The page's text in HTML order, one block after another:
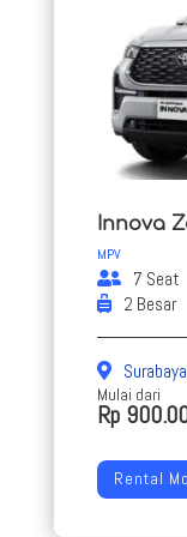
Innova
MPV
7 Seat
2 Besar
Surabaya
Mulai dari
Rp
Rental